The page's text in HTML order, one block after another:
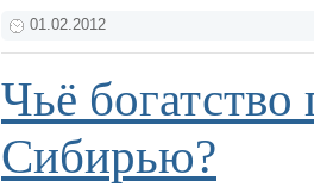
01.02.2012
Чьё богатство
Сибирью?